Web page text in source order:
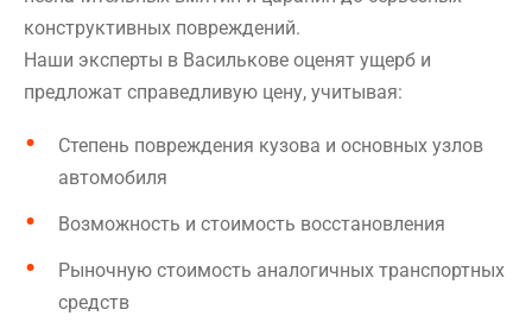
конструктивных повреждений.
Наши эксперты в Василькове оценят ущерб и
предложат справедливую цену, учитывая:
Степень повреждения кузова и основных узлов
автомобиля
Возможность и стоимость восстановления
Рыночную стоимость аналогичных транспортных
средств